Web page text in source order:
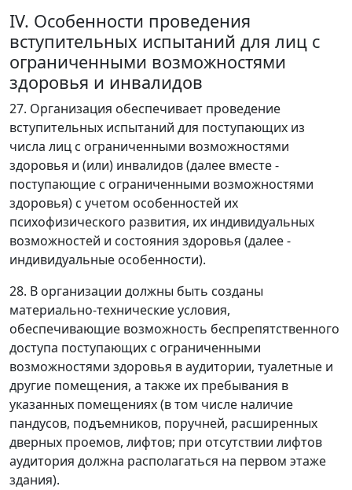
IV. Особенности проведения
вступительных испытаний для лиц с
ограниченными возможностями
здоровья и инвалидов
27. Организация обеспечивает проведение
вступительных испытаний для поступающих из
числа лиц с ограниченными возможностями
здоровья и (или) инвалидов (далее вместе -
поступающие с ограниченными возможностями
здоровья) с учетом особенностей их
психофизического развития, их индивидуальных
возможностей и состояния здоровья (далее -
индивидуальные особенности).
28. В организации должны быть созданы
материально-технические условия,
обеспечивающие возможность беспрепятственного
доступа поступающих с ограниченными
возможностями здоровья в аудитории, туалетные и
другие помещения, а также их пребывания в
указанных помещениях (в том числе наличие
пандусов, подъемников, поручней, расширенных
дверных проемов, лифтов; при отсутствии лифтов
аудитория должна располагаться на первом этаже
здания).